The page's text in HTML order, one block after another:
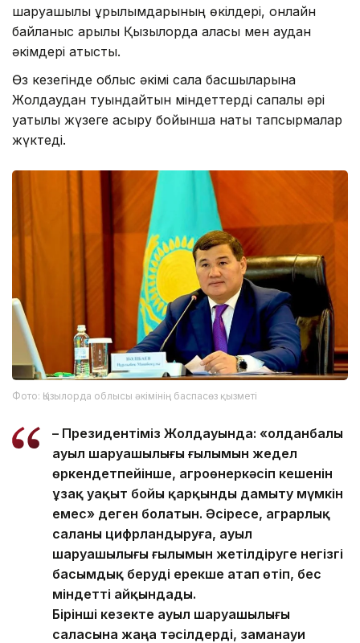
шаруашылық құрылымдарының өкілдері, онлайн
байланыс арқылы Қызылорда қаласы мен аудан
әкімдері қатысты.
Өз кезегінде облыс әкімі сала басшыларына
Жолдаудан туындайтын міндеттерді сапалы әрі
уақтылы жүзеге асыру бойынша нақты тапсырмалар
жүктеді.
Фото: Қызылорда облысы әкімінің баспасөз қызметі
– Президентіміз Жолдауында: «Қолданбалы
ауыл шаруашылығы ғылымын жедел
өркендетпейінше, агроөнеркәсіп кешенін
ұзақ уақыт бойы қарқынды дамыту мүмкін
емес» деген болатын. Әсіресе, аграрлық
саланы цифрландыруға, ауыл
шаруашылығы ғылымын жетілдіруге негізгі
басымдық беруді ерекше атап өтіп, бес
міндетті айқындады.
Бірінші кезекте ауыл шаруашылығы
саласына жаңа тәсілдерді, заманауи